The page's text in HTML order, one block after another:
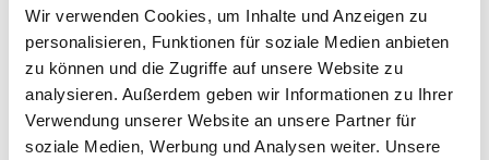
Wir verwenden Cookies, um Inhalte und Anzeigen zu
personalisieren, Funktionen für soziale Medien anbieten
zu können und die Zugriffe auf unsere Website zu
analysieren. Außerdem geben wir Informationen zu Ihrer
Verwendung unserer Website an unsere Partner für
soziale Medien, Werbung und Analysen weiter. Unsere
Dokumentformat: